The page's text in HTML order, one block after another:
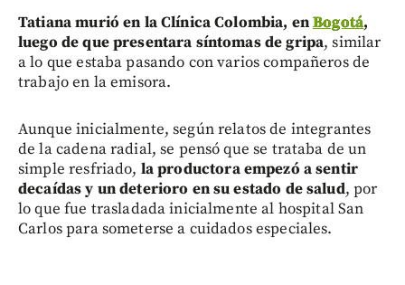
Tatiana murió en la Clínica Colombia, enBogotá,
luego de que presentara síntomas de gripa, similar
a lo que estaba pasando con varios compañeros de
trabajo en la emisora.
Aunque inicialmente, según relatos de integrantes
de la cadena radial, se pensó que se trataba de un
simple resfriado, la productora empezó a sentir
decaídas y un deterioro en su estado de salud, por
lo que fue trasladada inicialmente al hospital San
Carlos para someterse a cuidados especiales.